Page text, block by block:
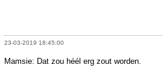
23-03-2019 18:45:00
Mamsie: Dat zou héél erg zout worden.